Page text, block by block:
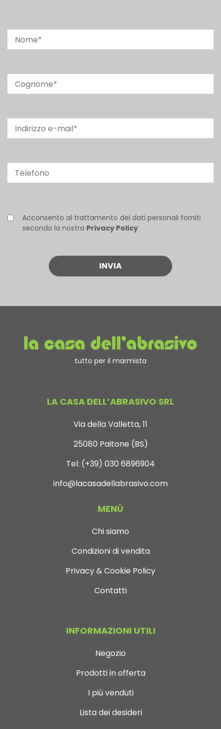
Acconsento al trattamento dei dati personali forniti
secondo la nostra Privacy Policy
tutto per il marmista
LA CASA DELL’ABRASIVO SRL
Via della Valletta, 11
25080 Paitone (BS)
Tel: (+39) 030 6896904
info@lacasadellabrasivo.com
MENÙ
Chi siamo
Condizioni di vendita
Privacy & Cookie Policy
Contatti
INFORMAZIONI UTILI
Negozio
Prodotti in offerta
I più venduti
Lista dei desideri